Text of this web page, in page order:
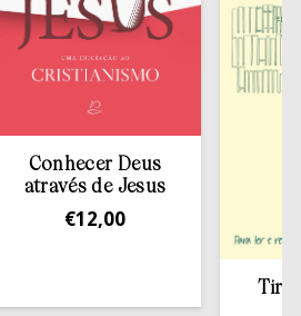
Conhecer Deus
através de Jesus
12,00
Tirar a